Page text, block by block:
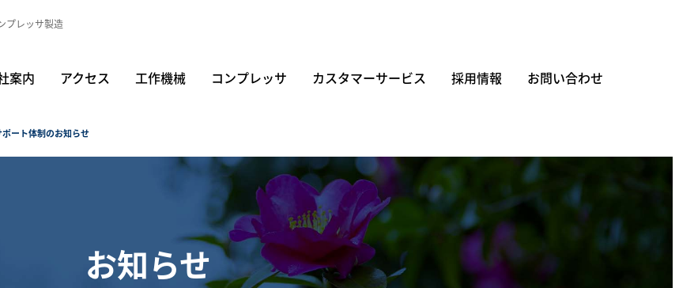
プレッサ製造
案内 アクセス 工作機械 コンプレッサ カスタマーサービス 採用情報 お問い合わせ
ート体制のお知らせ
お知らせ